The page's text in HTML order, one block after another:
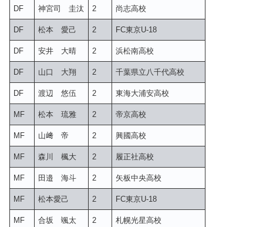
DF 神宮司 圭汰 2 尚志高校
DF 松本 愛己 2 FC東京U-18
DF 安井 大晴 2 浜松南高校
DF 山口 大翔 2 千葉県立八千代高校
DF 渡辺 悠伍 2 東海大浦安高校
MF 松本 琉雅 2 帝京高校
MF 山﨑 帝 2 興國高校
MF 森川 楓大 2 履正社高校
MF 田邉 海斗 2 矢板中央高校
MF 松本愛己 2 FC東京U-18
MF 合坂 颯太 2 札幌光星高校